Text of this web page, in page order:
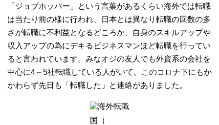
「ジョブホッパー」という言葉があるくらい海外では転職
は当たり前の様に行われ、日本とは異なり転職の回数の多
さが転職に不利益となるどころか、自身のスキルアップや
収入アップの為にデキるビジネスマンほど転職を行ってい
ると言われています。みなオジの友人でも外資系の会社を
中心に4～5社転職している人がいて、このコロナ下にもか
かわらず先日も「転職した」と連絡がありました。
国（